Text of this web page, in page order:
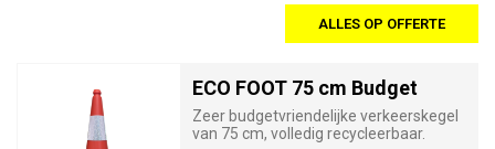
ALLES OP OFFERTE
ECO FOOT 75 cm Budget
Zeer budgetvriendelijke verkeerskegel
van 75 cm, volledig recycleerbaar.